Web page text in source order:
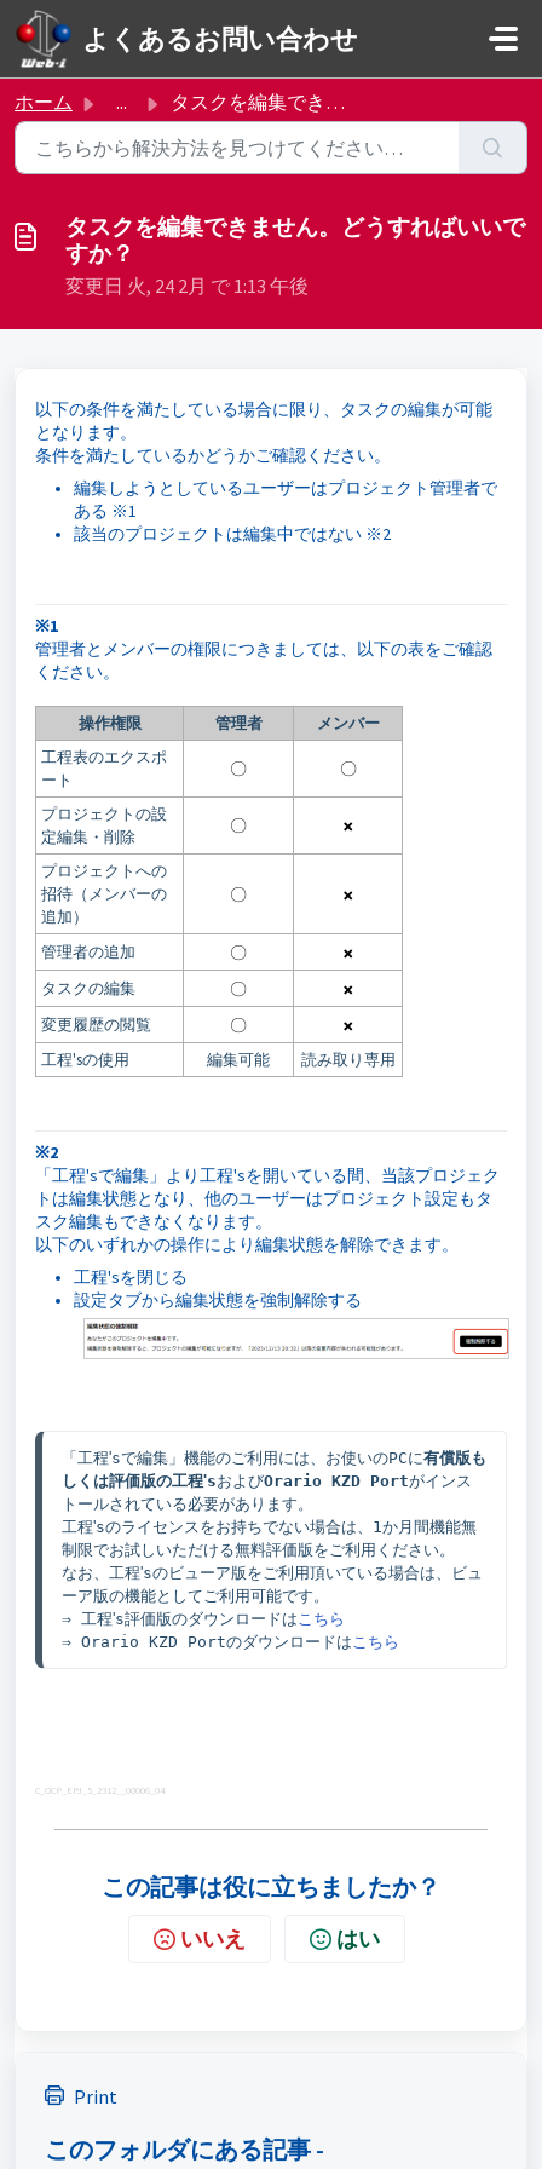
メインコンテンツに移動
よくあるお問い合わせ
ホーム ... タスクを編集できません。どうすればいいですか？
タスクを編集できません。どうすればいいで
すか？
変更日 火, 24 2月 で 1:13 午後
以下の条件を満たしている場合に限り、タスクの編集が可能
となります。
条件を満たしているかどうかご確認ください。
編集しようとしているユーザーはプロジェクト管理者で
ある ※1
該当のプロジェクトは編集中ではない ※2
※1
管理者とメンバーの権限につきましては、以下の表をご確認
ください。
操作権限 管理者
メンバー
工程表のエクスポ
ート
〇 〇
プロジェクトの設
定編集・削除
〇 ×
プロジェクトへの
招待（メンバーの
追加）
〇 ×
管理者の追加 〇
×
タスクの編集
〇
×
変更履歴の閲覧
〇
×
工程'sの使用
編集可能 読み取り専用
※2
「工程'sで編集」より工程'sを開いている間、当該プロジェク
トは編集状態となり、他のユーザーはプロジェクト設定もタ
スク編集もできなくなります。
以下のいずれかの操作により編集状態を解除できます。
工程'sを閉じる
設定タブから編集状態を強制解除する
「工程'sで編集」機能のご利用には、お使いのPCに有償版も
しくは評価版の工程'sおよびOrario KZD Portがインス
トールされている必要があります。
工程'sのライセンスをお持ちでない場合は、1か月間機能無
制限でお試しいただける無料評価版をご利用ください。
なお、工程'sのビューア版をご利用頂いている場合は、ビュ
ーア版の機能としてご利用可能です。
⇒ 工程's評価版のダウンロードはこちら
⇒ Orario KZD Portのダウンロードはこちら
C_OCP_EPJ_5_2312__00006_04
この記事は役に立ちましたか？
いいえ はい
Print
このフォルダにある記事 -